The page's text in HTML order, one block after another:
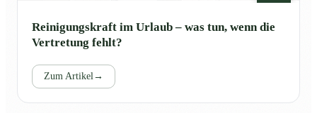
Reinigungskraft im Urlaub – was tun, wenn die
Vertretung fehlt?
Zum Artikel →